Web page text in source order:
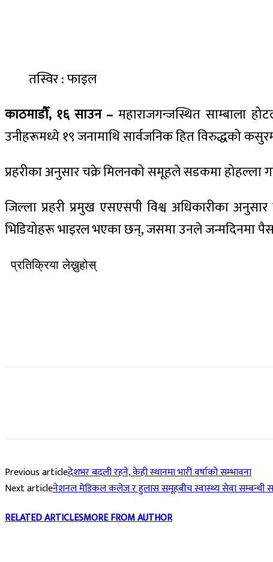
तस्विर : फाइल
काठमाडौँ, १६ साउन – महाराजगन्जस्थित साम्बाला
उनीहरूमध्ये १९ जनामाथि सार्वजनिक हित विरुद्धको
प्रहरीका अनुसार चक्रे मिलनको समूहले सडकमा
जिल्ला प्रहरी प्रमुख एसएसपी विश्व अधिकारीका
भिडियोहरू भाइरल भएका छन्, जसमा उनले जन्मदिनमा
प्रतिक्रिया लेख्नुहोस्
Previous articleदेशभर बदली रहने, केही स्थानमा भारी वर्षाको सम्भावना
Next articleनेशनल मेडिकल कलेज र हुलास समूहबीच स्वास्थ्य सेवा सम्बन्धी
RELATED ARTICLESMORE FROM AUTHOR